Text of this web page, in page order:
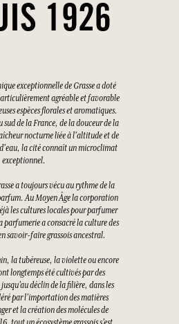
1926
exceptionnelle de Grasse a doté
agréable et favorable
espèces florales et aromatiques.
sud de la France, de la douceur de la
nocturne liée à l'altitude et de
la cité connaît un microclimat
exceptionnel.
a toujours vécu au rythme de la
Au Moyen Âge la corporation
les cultures locales pour parfumer
parfumerie a consacré la culture des
savoir-faire grassois ancestral.
la tubéreuse, la violette ou encore
longtemps été cultivés par des
déclin de la filière, dans les
par l’importation des matières
et la création des molécules de